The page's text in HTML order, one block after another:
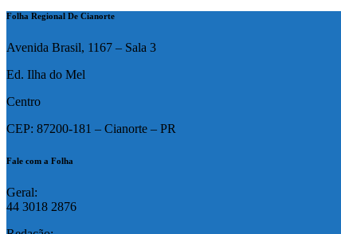
Folha Regional De Cianorte
Avenida Brasil, 1167 – Sala 3
Ed. Ilha do Mel
Centro
CEP: 87200-181 – Cianorte – PR
Fale com a Folha
Geral:
44 3018 2876